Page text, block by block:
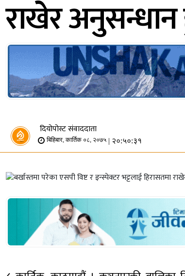
राखेर
दियोपोस्ट संवाददाता
बिहिबार, कार्तिक ०८, २०७५ | २०:५०:३१